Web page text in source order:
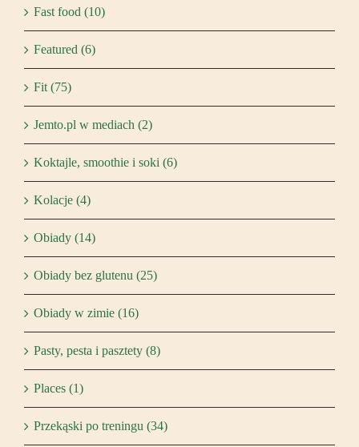
Fast food (10)
Featured (6)
Fit (75)
Jemto.pl w mediach (2)
Koktajle, smoothie i soki (6)
Kolacje (4)
Obiady (14)
Obiady bez glutenu (25)
Obiady w zimie (16)
Pasty, pesta i pasztety (8)
Places (1)
Przekąski po treningu (34)